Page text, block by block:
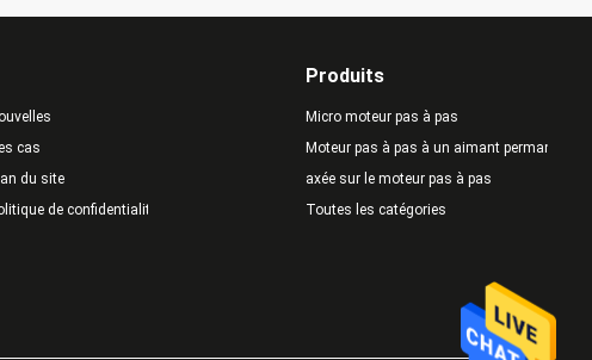
cas
du site
de confidentialité
Produits
Micro moteur pas à pas
Moteur pas à pas à un aimant permanent
axée sur le moteur pas à pas
Toutes les catégories